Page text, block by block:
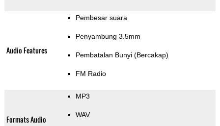
Audio Features
Pembesar suara
Penyambung 3.5mm
Pembatalan Bunyi (Bercakap)
FM Radio
Formats Audio
MP3
WAV